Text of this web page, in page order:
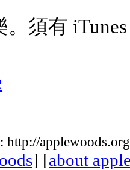
。須有
http://
] [about